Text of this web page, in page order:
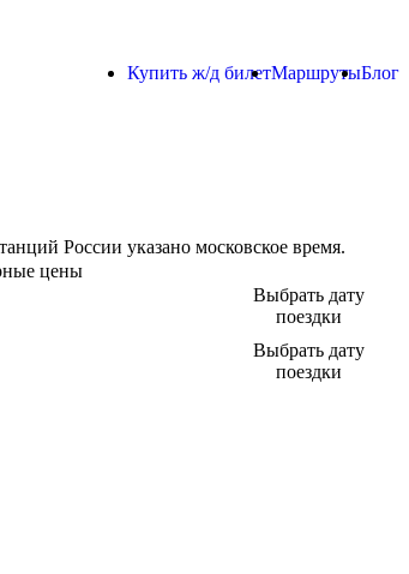
Купить ж/д билетМаршрутыБлог
России указано московское время.
цены
Выбрать дату
поездки
Выбрать дату
поездки